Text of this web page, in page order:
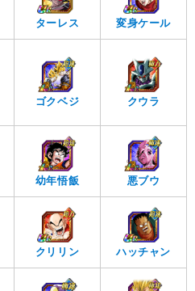
ターレス 変身ケール
ゴクベジ クウラ
幼年悟飯 悪ブウ
クリリン ハッチャン